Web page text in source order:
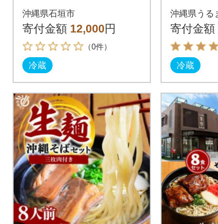
沖縄県石垣市
寄付金額 12,000円
（0件）
冷蔵
ット 8
沖縄県うる
寄付金額
冷蔵